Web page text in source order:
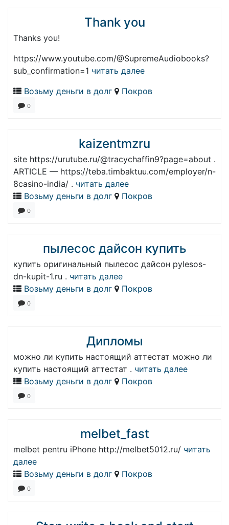
Thank you
Thanks you!
https://www.youtube.com/@SupremeAudiobooks?
sub_confirmation=1 читать далее
Возьму деньги в долг
Покров
0
kaizentmzru
site https://urutube.ru/@tracychaffin9?page=about .
ARTICLE — https://teba.timbaktuu.com/employer/n-
8casino-india/ . читать далее
Возьму деньги в долг
Покров
0
пылесос дайсон купить
купить оригинальный пылесос дайсон pylesos-
dn-kupit-1.ru . читать далее
Возьму деньги в долг
Покров
0
Дипломы
можно ли купить настоящий аттестат можно ли
купить настоящий аттестат . читать далее
Возьму деньги в долг
Покров
0
melbet_fast
melbet pentru iPhone http://melbet5012.ru/ читать
далее
Возьму деньги в долг
Покров
0